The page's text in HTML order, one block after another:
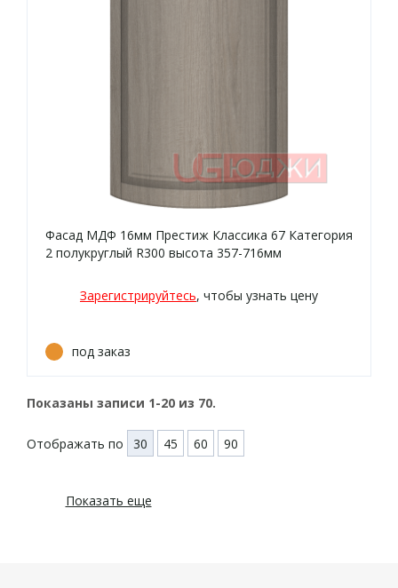
Фасад МДФ 16мм Престиж Классика 67 Категория
2 полукруглый R300 высота 357-716мм
Зарегистрируйтесь, чтобы узнать цену
под заказ
Показаны записи 1-20 из 70.
Отображать по 30 45 60 90
Показать еще